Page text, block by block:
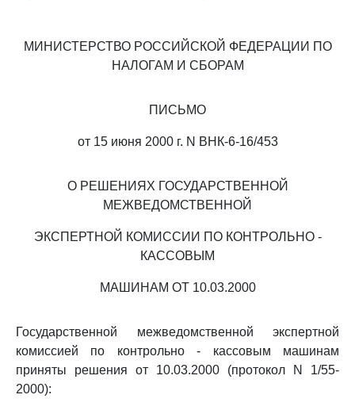
МИНИСТЕРСТВО РОССИЙСКОЙ ФЕДЕРАЦИИ ПО
НАЛОГАМ И СБОРАМ
ПИСЬМО
от 15 июня 2000 г. N ВНК-6-16/453
О РЕШЕНИЯХ ГОСУДАРСТВЕННОЙ
МЕЖВЕДОМСТВЕННОЙ
ЭКСПЕРТНОЙ КОМИССИИ ПО КОНТРОЛЬНО -
КАССОВЫМ
МАШИНАМ ОТ 10.03.2000
Государственной межведомственной экспертной
комиссией по контрольно - кассовым машинам
приняты решения от 10.03.2000 (протокол N 1/55-
2000):